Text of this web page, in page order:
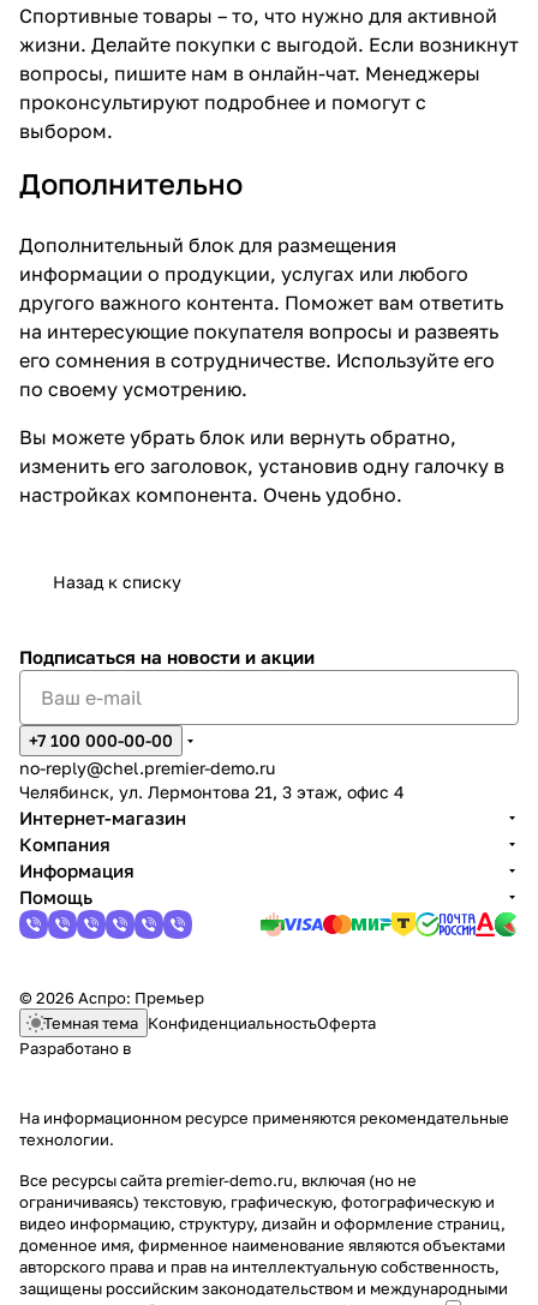
Спортивные товары – то, что нужно для активной
жизни. Делайте покупки с выгодой. Если возникнут
вопросы, пишите нам в онлайн-чат. Менеджеры
проконсультируют подробнее и помогут с
выбором.
Дополнительно
Дополнительный блок для размещения
информации о продукции, услугах или любого
другого важного контента. Поможет вам ответить
на интересующие покупателя вопросы и развеять
его сомнения в сотрудничестве. Используйте его
по своему усмотрению.
Вы можете убрать блок или вернуть обратно,
изменить его заголовок, установив одну галочку в
настройках компонента. Очень удобно.
Назад к списку
Подписаться на новости и акции
+7 100 000-00-00
no-reply@chel.premier-demo.ru
Челябинск, ул. Лермонтова 21, 3 этаж, офис 4
Интернет-магазин
Компания
Информация
Помощь
© 2026 Аспро: Премьер
Темная тема КонфиденциальностьОферта
Разработано в
На информационном ресурсе применяются рекомендательные
технологии.
Все ресурсы сайта premier-demo.ru, включая (но не
ограничиваясь) текстовую, графическую, фотографическую и
видео информацию, структуру, дизайн и оформление страниц,
доменное имя, фирменное наименование являются объектами
авторского права и прав на интеллектуальную собственность,
защищены российским законодательством и международными